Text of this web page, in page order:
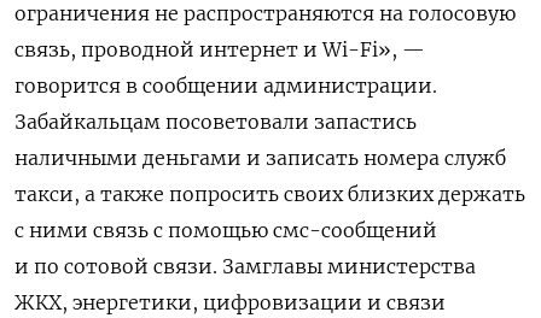
ограничения не распространяются на голосовую
связь, проводной интернет и Wi-Fi», —
говорится в сообщении администрации.
Забайкальцам посоветовали запастись
наличными деньгами и записать номера служб
такси, а также попросить своих близких держать
с ними связь с помощью смс-сообщений
и по сотовой связи. Замглавы министерства
ЖКХ, энергетики, цифровизации и связи